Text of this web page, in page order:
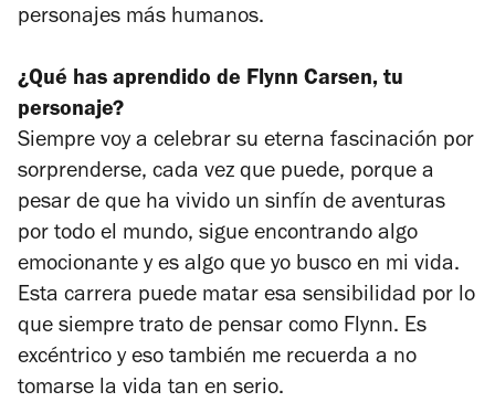
personajes más humanos.
¿Qué has aprendido de Flynn Carsen, tu
personaje?
Siempre voy a celebrar su eterna fascinación por
sorprenderse, cada vez que puede, porque a
pesar de que ha vivido un sinfín de aventuras
por todo el mundo, sigue encontrando algo
emocionante y es algo que yo busco en mi vida.
Esta carrera puede matar esa sensibilidad por lo
que siempre trato de pensar como Flynn. Es
excéntrico y eso también me recuerda a no
tomarse la vida tan en serio.